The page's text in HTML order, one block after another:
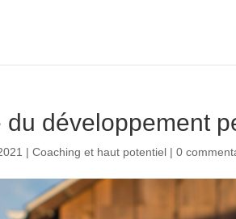
du développement
|Coaching et haut potentiel |0